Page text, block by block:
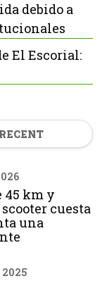
debido a
El Escorial:
RECENT
45 km y
cuesta
una
2025